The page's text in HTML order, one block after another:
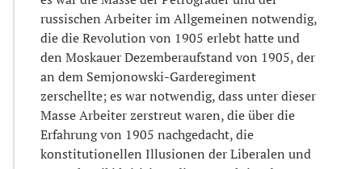
russischen Arbeiter im Allgemeinen notwendig,
die die Revolution von 1905 erlebt hatte und
den Moskauer Dezemberaufstand von 1905, der
an dem Semjonowski-Garderegiment
zerschellte; es war notwendig, dass unter dieser
Masse Arbeiter zerstreut waren, die über die
Erfahrung von 1905 nachgedacht, die
konstitutionellen Illusionen der Liberalen und